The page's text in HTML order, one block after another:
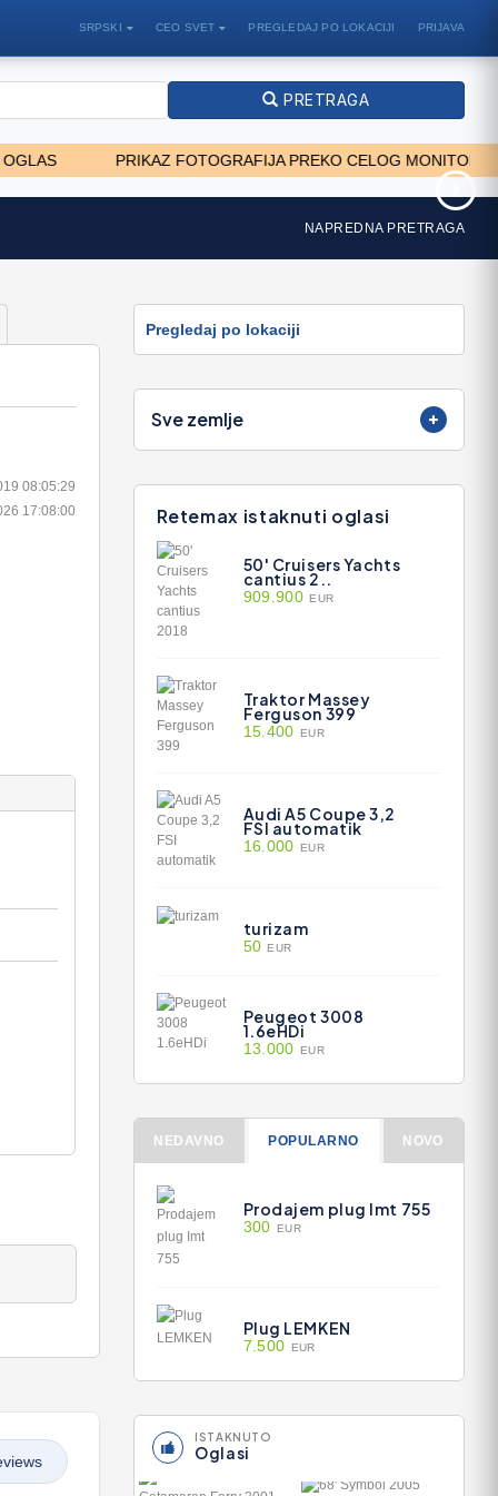
SRPSKI CEO SVET PREGLEDAJ PO LOKACIJI PRIJAVA
PRETRAGA
PRIKAZ FOTOGRAFIJA PREKO CELOG MONITORA - CEO
New Holland TMNAPREDNA PRETRAGA
08:05:29
17:08:00
Pregledaj po lokaciji
Sve zemlje
Retemax istaknuti oglasi
50' Cruisers Yachts
cantius 2..
909.900 EUR
Traktor Massey
Ferguson 399
15.400 EUR
Audi A5 Coupe 3,2
FSI automatik
16.000 EUR
turizam
50 EUR
Peugeot 3008
1.6eHDi
13.000 EUR
NEDAVNO POPULARNO NOVO
Prodajem plug Imt 755
300 EUR
Plug LEMKEN
7.500 EUR
ISTAKNUTO
Oglasi